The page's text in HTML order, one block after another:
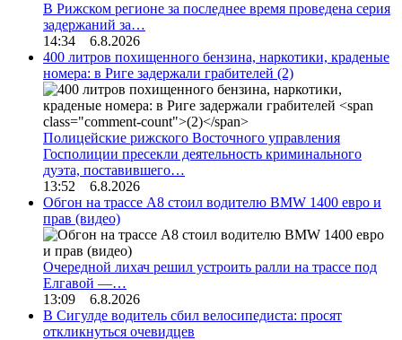
В Рижском регионе за последнее время проведена серия
задержаний за…
14:34 6.8.2026
400 литров похищенного бензина, наркотики, краденые
номера: в Риге задержали грабителей (2)
Полицейские рижского Восточного управления
Госполиции пресекли деятельность криминального
дуэта, поставившего…
13:52 6.8.2026
Обгон на трассе А8 стоил водителю BMW 1400 евро и
прав (видео)
Очередной лихач решил устроить ралли на трассе под
Елгавой —…
13:09 6.8.2026
В Сигулде водитель сбил велосипедиста: просят
откликнуться очевидцев